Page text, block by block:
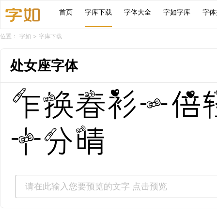
首页 字库下载 字体大全 字如字库 字
位置： 字如 > 字库下载
处女座字体
乍换春衫一倍
十分晴